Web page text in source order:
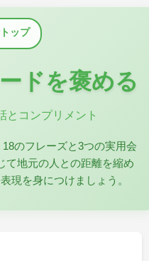
ップ
ドを褒める
とコンプリメント
のフレーズと3つの実用会
て地元の人との距離を縮め
現を身につけましょう。